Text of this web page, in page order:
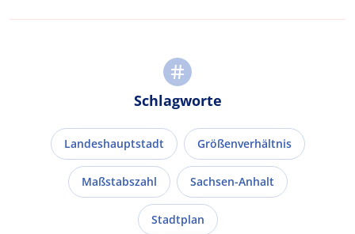
Schlagworte
Landeshauptstadt Größenverhältnis
Maßstabszahl Sachsen-Anhalt
Stadtplan